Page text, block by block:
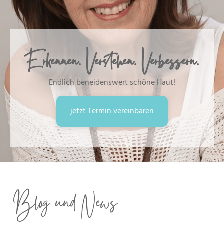
Erkennen. Verstehen. Verbessern.
Endlich beneidenswert schöne Haut!
jetzt Termin vereinbaren
Blog und News